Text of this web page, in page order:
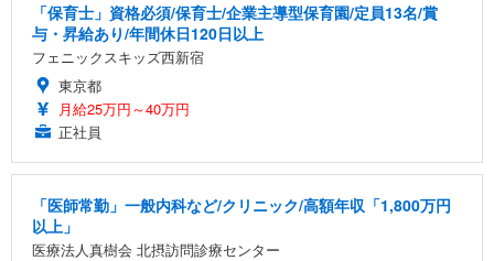
「保育士」資格必須/保育士/企業主導型保育園/定員13名/賞
与・昇給あり/年間休日120日以上
フェニックスキッズ西新宿
東京都
月給25万円～40万円
正社員
「医師常勤」一般内科など/クリニック/高額年収「1,800万円
以上」
医療法人真樹会 北摂訪問診療センター